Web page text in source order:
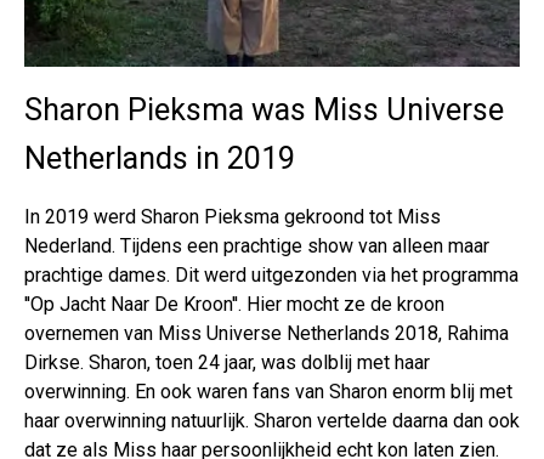
Sharon Pieksma was Miss Universe
Netherlands in 2019
In 2019 werd Sharon Pieksma gekroond tot Miss
Nederland. Tijdens een prachtige show van alleen maar
prachtige dames. Dit werd uitgezonden via het programma
''Op Jacht Naar De Kroon''. Hier mocht ze de kroon
overnemen van Miss Universe Netherlands 2018, Rahima
Dirkse. Sharon, toen 24 jaar, was dolblij met haar
overwinning. En ook waren fans van Sharon enorm blij met
haar overwinning natuurlijk. Sharon vertelde daarna dan ook
dat ze als Miss haar persoonlijkheid echt kon laten zien.